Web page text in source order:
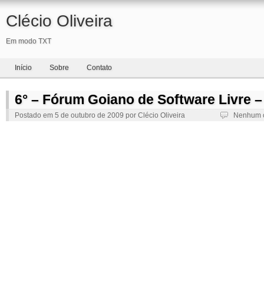
Clécio Oliveira
Em modo TXT
Início Sobre Contato
6° – Fórum Goiano de Software Livre
Postado em 5 de outubro de 2009 por Clécio Oliveira Nenhum